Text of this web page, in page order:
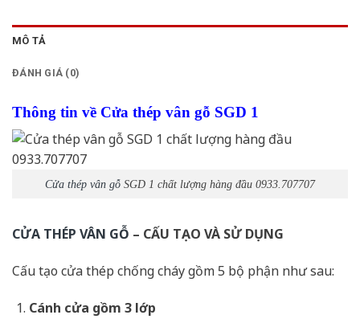
MÔ TẢ
ĐÁNH GIÁ (0)
Thông tin về Cửa thép vân gỗ SGD 1
Cửa thép vân gỗ SGD 1 chất lượng hàng đầu 0933.707707
CỬA THÉP VÂN GỖ – CẤU TẠO VÀ SỬ DỤNG
Cấu tạo cửa thép chống cháy gồm 5 bộ phận như sau:
Cánh cửa gồm 3 lớp